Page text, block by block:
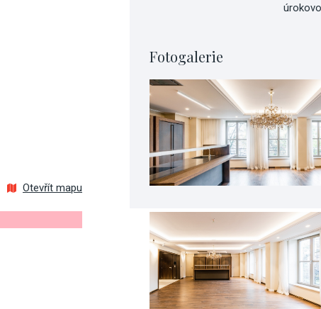
Fotogalerie
Otevřít mapu